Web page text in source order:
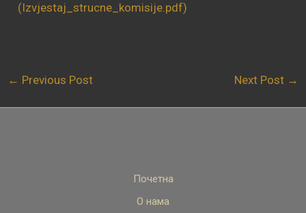
(Izvjestaj_strucne_komisije.pdf)
← Previous Post Next Post →
Почетна
О нама